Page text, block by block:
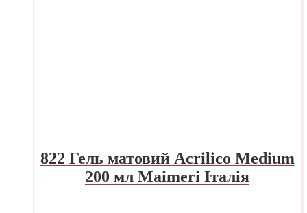
822 Гель матовий Acrilico Medium
200 мл Maimeri Італія